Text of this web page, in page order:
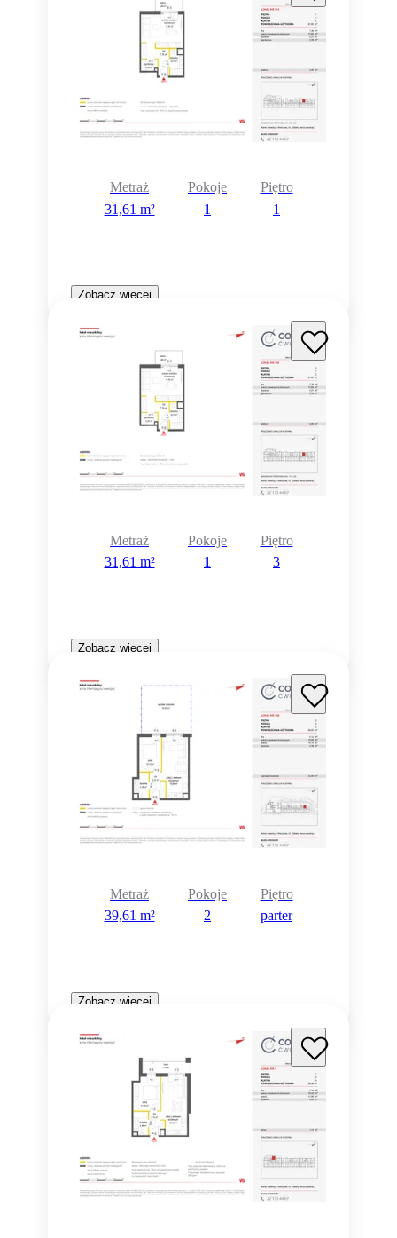
Metraż
31,61 m²
Pokoje
1
Piętro
1
Zobacz więcej
Metraż
31,61 m²
Pokoje
1
Piętro
3
Zobacz więcej
Metraż
39,61 m²
Pokoje
2
Piętro
parter
Zobacz więcej